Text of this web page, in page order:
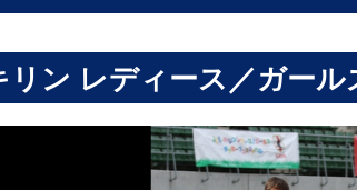
リン レディース／ガー